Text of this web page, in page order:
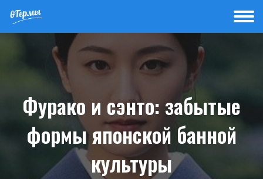
Фурако и сэнто: забытые
формы японской банной
культуры